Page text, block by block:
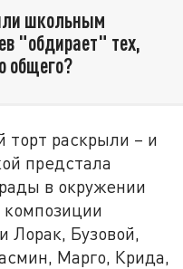
школьным
"обдирает" тех,
общего?
торт раскрыли – и
предстала
в окружении
композиции
Лорак, Бузовой,
Марго, Крида,